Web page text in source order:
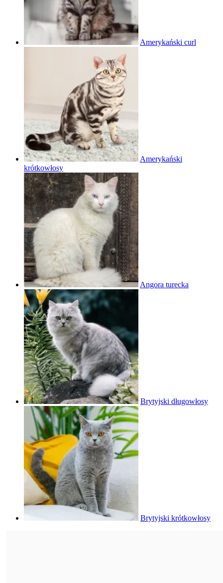
Amerykański curl
Amerykański
krótkowłosy
Angora turecka
Brytyjski długowłosy
Brytyjski krótkowłosy